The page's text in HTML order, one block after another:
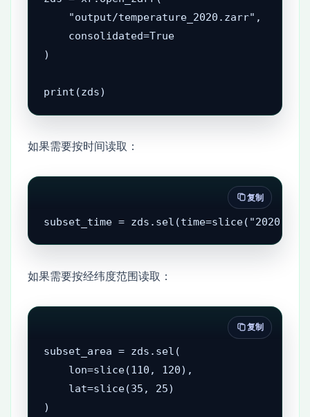
    "output/temperature_2020.zarr",
    consolidated=True
)
print(zds)
如果需要按时间读取：
subset_time = zds.sel(time=slice("2020-
复制
如果需要按经纬度范围读取：
subset_area = zds.sel(
    lon=slice(110, 120),
    lat=slice(35, 25)
)
复制